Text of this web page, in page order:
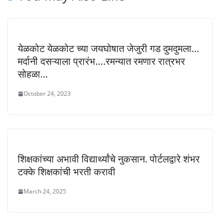
येळकोट येळकोट च्या जयघोषात जेजुरी गड दुमदुमला…
मर्दानी दसऱ्याला प्रारंभ….रमन्यात रमणार रात्रभर
सोहळा…
October 24, 2023
शिक्षकांच्या अभावी विद्यार्थ्यांचे नुकसान. पोर्टलद्वारे शंभर
टक्के शिक्षकांची भरती करावी
March 24, 2025